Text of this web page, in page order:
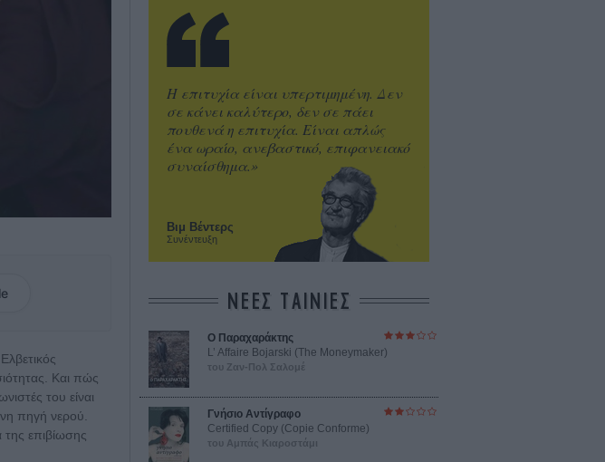
Και πώς
του είναι
πηγή νερού.
της επιβίωσης
Βιμ Βέντερς
Συνέντευξη
Η επιτυχία είναι υπερτιμημένη. Δεν
σε κάνει καλύτερο, δεν σε πάει
πουθενά η επιτυχία. Είναι απλώς
ένα ωραίο, ανεβαστικό, επιφανειακό
συναίσθημα.»
ΝΕΕΣ ΤΑΙΝΙΕΣ
Ο Παραχαράκτης
L’ Affaire Bojarski (The Moneymaker)
του Ζαν-Πολ Σαλομέ
Γνήσιο Αντίγραφο
Certified Copy (Copie Conforme)
του Αμπάς Κιαροστάμι